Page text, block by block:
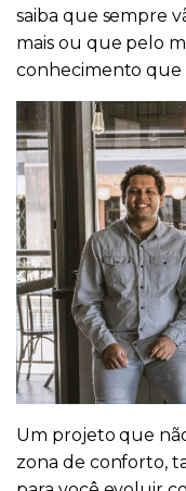
saiba que sempre
mais ou que pelo
conhecimento que
Um projeto que
zona de conforto,